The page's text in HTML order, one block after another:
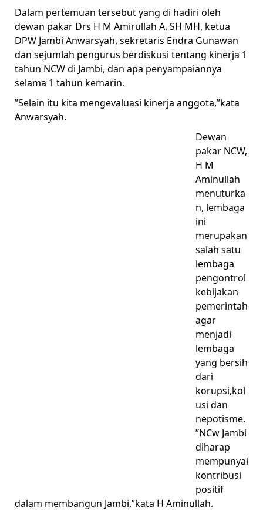
Dalam pertemuan tersebut yang di hadiri oleh
dewan pakar Drs H M Amirullah A, SH MH, ketua
DPW Jambi Anwarsyah, sekretaris Endra Gunawan
dan sejumlah pengurus berdiskusi tentang kinerja 1
tahun NCW di Jambi, dan apa penyampaiannya
selama 1 tahun kemarin.
”Selain itu kita mengevaluasi kinerja anggota,”kata
Anwarsyah.
Dewan
pakar NCW,
H M
Aminullah
menuturka
n, lembaga
ini
merupakan
salah satu
lembaga
pengontrol
kebijakan
pemerintah
agar
menjadi
lembaga
yang bersih
dari
korupsi,kol
usi dan
nepotisme.
”NCw Jambi
diharap
mempunyai
kontribusi
positif
dalam membangun Jambi,”kata H Aminullah.